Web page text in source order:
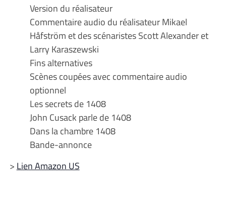
Version du réalisateur
Commentaire audio du réalisateur Mikael
Håfström et des scénaristes Scott Alexander et
Larry Karaszewski
Fins alternatives
Scènes coupées avec commentaire audio
optionnel
Les secrets de 1408
John Cusack parle de 1408
Dans la chambre 1408
Bande-annonce
> Lien Amazon US